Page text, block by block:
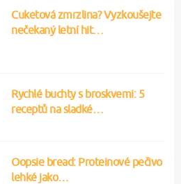
Cuketová zmrzlina? Vyzkoušejte
nečekaný letní hit…
Rychlé buchty s broskvemi: 5
receptů na sladké…
Oopsie bread: Proteinové pečivo
lehké jako…